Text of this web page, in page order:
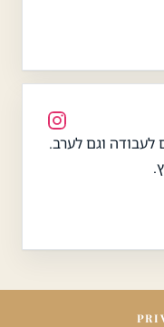
וגם לערב.